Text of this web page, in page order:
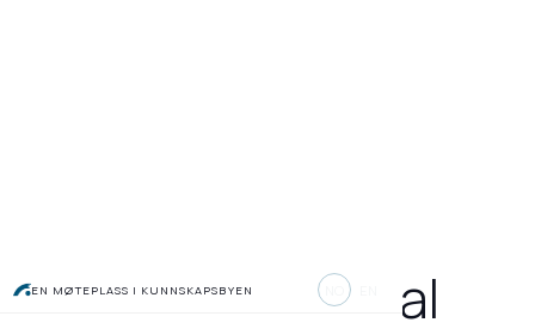
EN MØTEPLASS I KUNNSKAPSBYEN
Summer Social